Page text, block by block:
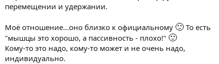
перемещении и удержании.
Моё отношение...оно близко к официальному 🙂 То есть
"мышцы это хорошо, а пассивность - плохо!" 🙂
Кому-то это надо, кому-то может и не очень надо,
индивидуально.